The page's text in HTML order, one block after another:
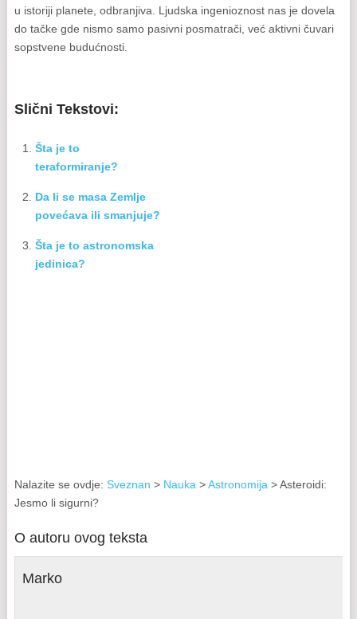
u istoriji planete, odbranjiva. Ljudska ingenioznost nas je dovela
do tačke gde nismo samo pasivni posmatrači, već aktivni čuvari
sopstvene budućnosti.
Slični Tekstovi:
Šta je to
teraformiranje?
Da li se masa Zemlje
povećava ili smanjuje?
Šta je to astronomska
jedinica?
Nalazite se ovdje: Sveznan > Nauka >Astronomija > Asteroidi:
Jesmo li sigurni?
O autoru ovog teksta
Marko